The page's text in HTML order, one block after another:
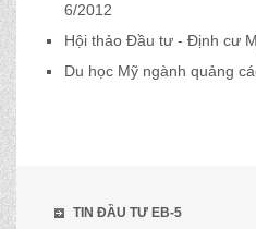
6/2012
Hội thảo Đầu tư - Định cư
Du học Mỹ ngành quảng
TIN ĐẦU TƯ EB-5